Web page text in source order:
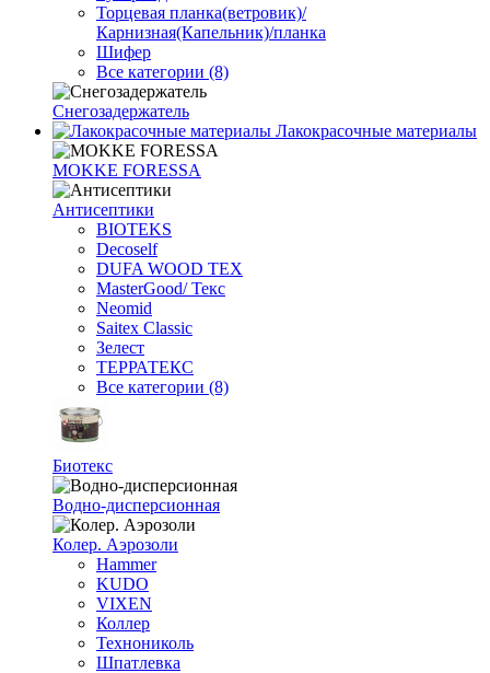
Торцевая планка(ветровик)/
Карнизная(Капельник)/планка
Шифер
Все категории (8)
Снегозадержатель
Лакокрасочные материалы
MOKKE FORESSA
Антисептики
BIOTEKS
Decoself
DUFA WOOD TEX
MasterGood/ Текс
Neomid
Saitex Classic
Зелест
ТЕРРАТЕКС
Все категории (8)
Биотекс
Водно-дисперсионная
Колер. Аэрозоли
Hammer
KUDO
VIXEN
Коллер
Технониколь
Шпатлевка